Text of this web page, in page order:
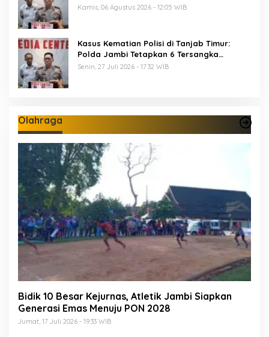
Diamankan Propam Polda Jambi
Kamis, 06 Agustus 2026 - 12:05 WIB
Kasus Kematian Polisi di Tanjab Timur:
Polda Jambi Tetapkan 6 Tersangka
Termasuk 5 Anggota Polri
Senin, 27 Juli 2026 - 17:32 WIB
Olahraga
Bidik 10 Besar Kejurnas, Atletik Jambi Siapkan
Generasi Emas Menuju PON 2028
Jumat, 17 Juli 2026 - 19:33 WIB